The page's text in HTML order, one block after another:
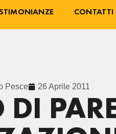
CONTATTI
Pesce 26 Aprile 2011